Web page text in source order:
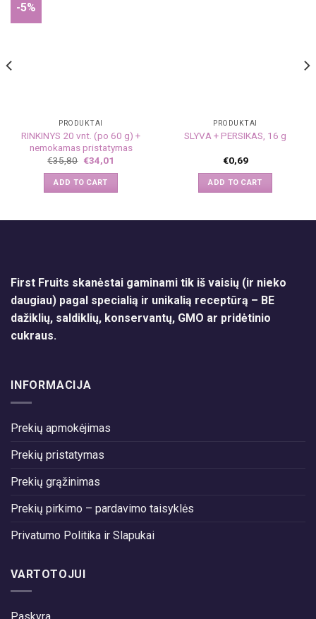
-5%
PRODUKTAI
RINKINYS 20 vnt. (po 60 g) +
nemokamas pristatymas
€35,80 €34,01
ADD TO CART
PRODUKTAI
SLYVA + PERSIKAS, 16 g
€0,69
ADD TO CART
First Fruits skanėstai gaminami tik iš vaisių (ir nieko
daugiau) pagal specialią ir unikalią receptūrą – BE
dažiklių, saldiklių, konservantų, GMO ar pridėtinio
cukraus.
INFORMACIJA
Prekių apmokėjimas
Prekių pristatymas
Prekių grąžinimas
Prekių pirkimo – pardavimo taisyklės
Privatumo Politika ir Slapukai
VARTOTOJUI